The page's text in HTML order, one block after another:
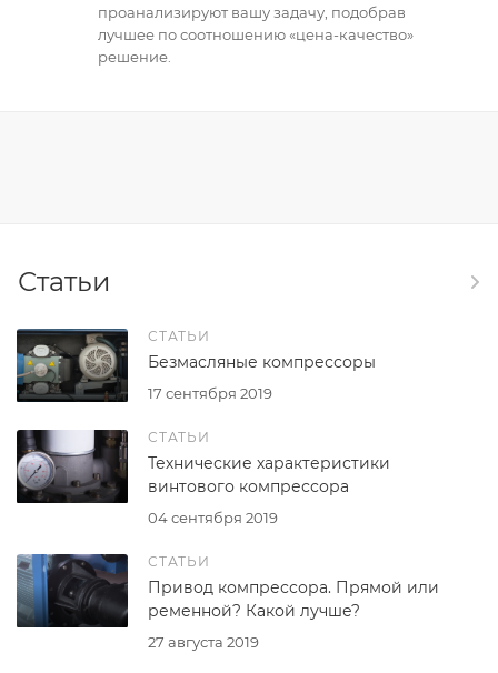
проанализируют вашу задачу, подобрав
лучшее по соотношению «цена-качество»
решение.
Статьи
СТАТЬИ
17 сентября 2019
Безмасляные компрессоры
СТАТЬИ
04 сентября 2019
Технические характеристики
винтового компрессора
СТАТЬИ
27 августа 2019
Привод компрессора. Прямой или
ременной? Какой лучше?